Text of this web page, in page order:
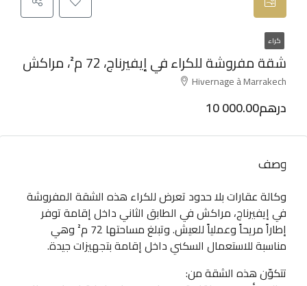
كراء
شقة مفروشة للكراء في إيفيرناج، 72 م²، مراكش
Hivernage à Marrakech
10 000.00درهم
وصف
وكالة عقارات بلا حدود تعرض للكراء هذه الشقة المفروشة
في إيفيرناج، مراكش في الطابق الثاني داخل إقامة توفر
إطاراً مريحاً وعملياً للعيش. وتبلغ مساحتها 72 م² وهي
مناسبة للاستعمال السكني داخل إقامة بتجهيزات جيدة.
تتكوّن هذه الشقة من: